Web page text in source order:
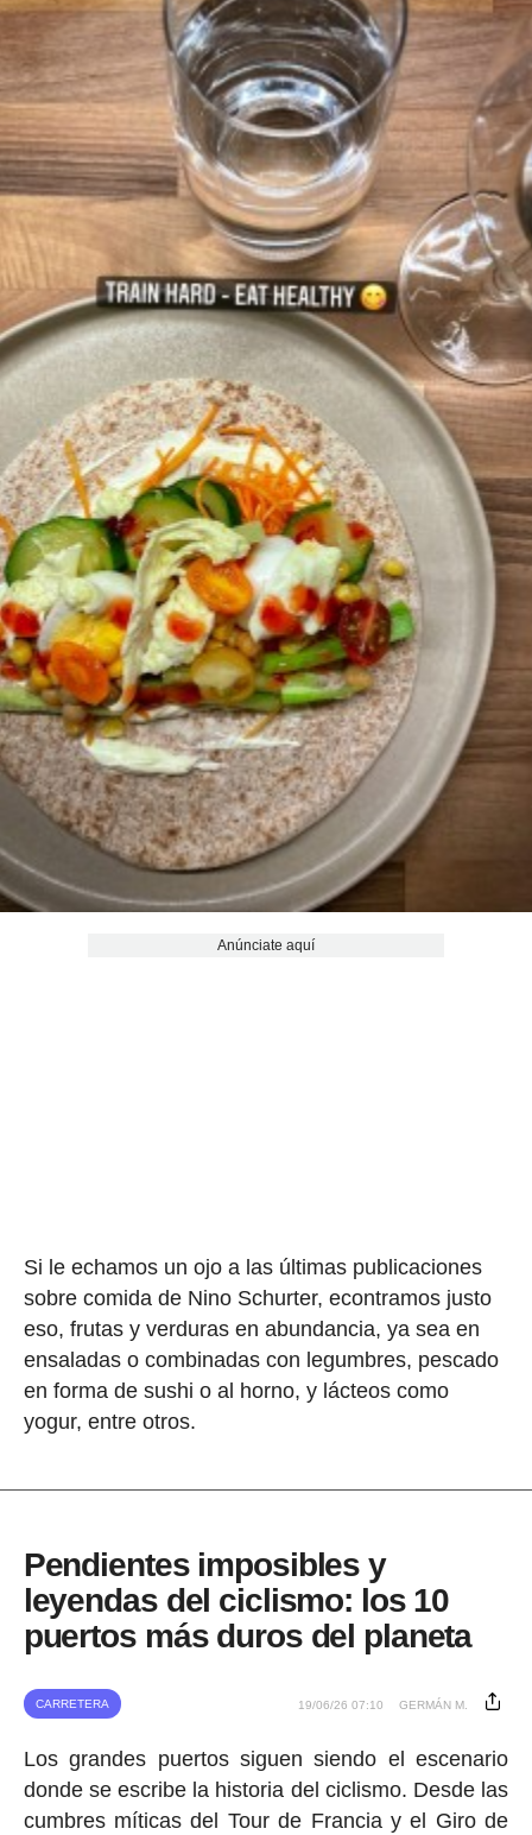
Anúnciate aquí
Si le echamos un ojo a las últimas publicaciones
sobre comida de Nino Schurter, econtramos justo
eso, frutas y verduras en abundancia, ya sea en
ensaladas o combinadas con legumbres, pescado
en forma de sushi o al horno, y lácteos como
yogur, entre otros.
Pendientes imposibles y
leyendas del ciclismo: los 10
puertos más duros del planeta
CARRETERA 19/06/26 07:10 GERMÁN M.
Los grandes puertos siguen siendo el escenario
donde se escribe la historia del ciclismo. Desde las
cumbres míticas del Tour de Francia y el Giro de